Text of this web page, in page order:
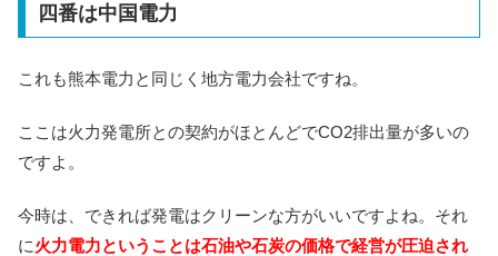
四番は中国電力
これも熊本電力と同じく地方電力会社ですね。
ここは火力発電所との契約がほとんどでCO2排出量が多いの
ですよ。
今時は、できれば発電はクリーンな方がいいですよね。それ
に火力電力ということは石油や石炭の価格で経営が圧迫され